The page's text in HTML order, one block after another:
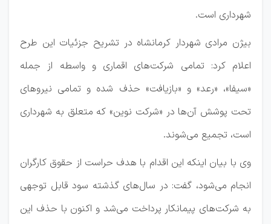
شهرداری است.
بیژن مرادی شهردار کرمانشاه در تشریح جزئیات این طرح
اعلام کرد: تمامی شرکت‌های اقماری و واسطه از جمله
«سیفا»، «رعد» و «بازیافت» حذف شده و تمامی نیروهای
تحت پوشش آن‌ها در «شرکت نوین» که متعلق به شهرداری
است، تجمیع می‌شوند.
وی با بیان اینکه این اقدام با هدف حراست از حقوق کارگران
انجام می‌شود، گفت: در سال‌های گذشته سود قابل توجهی
به شرکت‌های پیمانکار پرداخت می‌شد و اکنون با حذف این